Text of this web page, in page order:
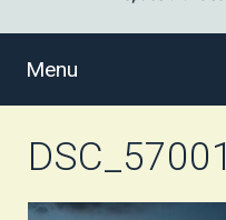
Menu
DSC_57001